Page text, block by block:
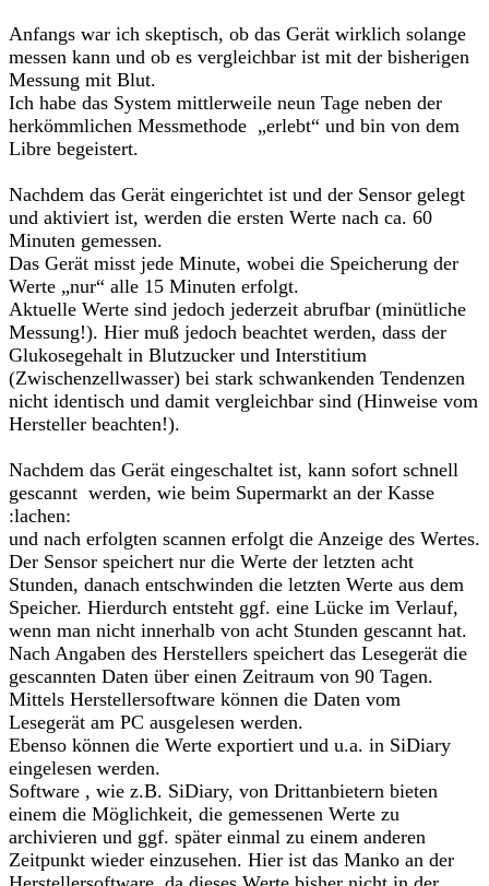
Anfangs war ich skeptisch, ob das Gerät wirklich solange
messen kann und ob es vergleichbar ist mit der bisherigen
Messung mit Blut.
Ich habe das System mittlerweile neun Tage neben der
herkömmlichen Messmethode „erlebt“ und bin von dem
Libre begeistert.
Nachdem das Gerät eingerichtet ist und der Sensor gelegt
und aktiviert ist, werden die ersten Werte nach ca. 60
Minuten gemessen.
Das Gerät misst jede Minute, wobei die Speicherung der
Werte „nur“ alle 15 Minuten erfolgt.
Aktuelle Werte sind jedoch jederzeit abrufbar (minütliche
Messung!). Hier muß jedoch beachtet werden, dass der
Glukosegehalt in Blutzucker und Interstitium
(Zwischenzellwasser) bei stark schwankenden Tendenzen
nicht identisch und damit vergleichbar sind (Hinweise vom
Hersteller beachten!).
Nachdem das Gerät eingeschaltet ist, kann sofort schnell
gescannt werden, wie beim Supermarkt an der Kasse
:lachen:
und nach erfolgten scannen erfolgt die Anzeige des Wertes.
Der Sensor speichert nur die Werte der letzten acht
Stunden, danach entschwinden die letzten Werte aus dem
Speicher. Hierdurch entsteht ggf. eine Lücke im Verlauf,
wenn man nicht innerhalb von acht Stunden gescannt hat.
Nach Angaben des Herstellers speichert das Lesegerät die
gescannten Daten über einen Zeitraum von 90 Tagen.
Mittels Herstellersoftware können die Daten vom
Lesegerät am PC ausgelesen werden.
Ebenso können die Werte exportiert und u.a. in SiDiary
eingelesen werden.
Software , wie z.B. SiDiary, von Drittanbietern bieten
einem die Möglichkeit, die gemessenen Werte zu
archivieren und ggf. später einmal zu einem anderen
Zeitpunkt wieder einzusehen. Hier ist das Manko an der